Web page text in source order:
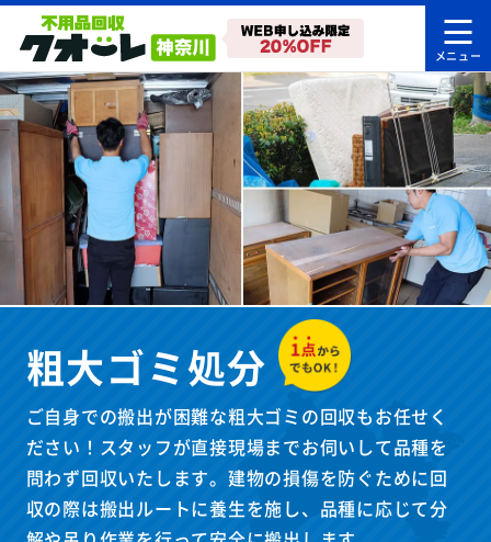
粗大ゴミ処分
ご自身での搬出が困難な粗大ゴミの回収もお任せく
ださい！スタッフが直接現場までお伺いして品種を
問わず回収いたします。建物の損傷を防ぐために回
収の際は搬出ルートに養生を施し、品種に応じて分